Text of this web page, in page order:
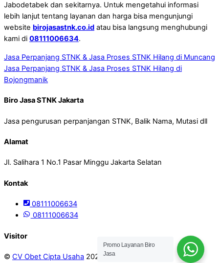
Jabodetabek dan sekitarnya. Untuk mengetahui informasi
lebih lanjut tentang layanan dan harga bisa mengunjungi
website birojasastnk.co.id atau bisa langsung menghubungi
kami di 08111006634.
Jasa Perpanjang STNK & Jasa Proses STNK Hilang di Muncang
Jasa Perpanjang STNK & Jasa Proses STNK Hilang di
Bojongmanik
Biro Jasa STNK Jakarta
Jasa pengurusan perpanjangan STNK, Balik Nama, Mutasi dll
Alamat
Jl. Salihara 1 No.1 Pasar Minggu Jakarta Selatan
Kontak
08111006634
08111006634
Visitor
© CV Obet Cipta Usaha 2026
Promo Layanan Biro
Jasa